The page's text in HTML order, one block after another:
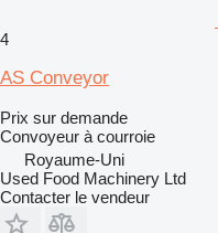
4
AS Conveyor
Prix sur demande
Convoyeur à courroie
Royaume-Uni
Used Food Machinery Ltd
Contacter le vendeur